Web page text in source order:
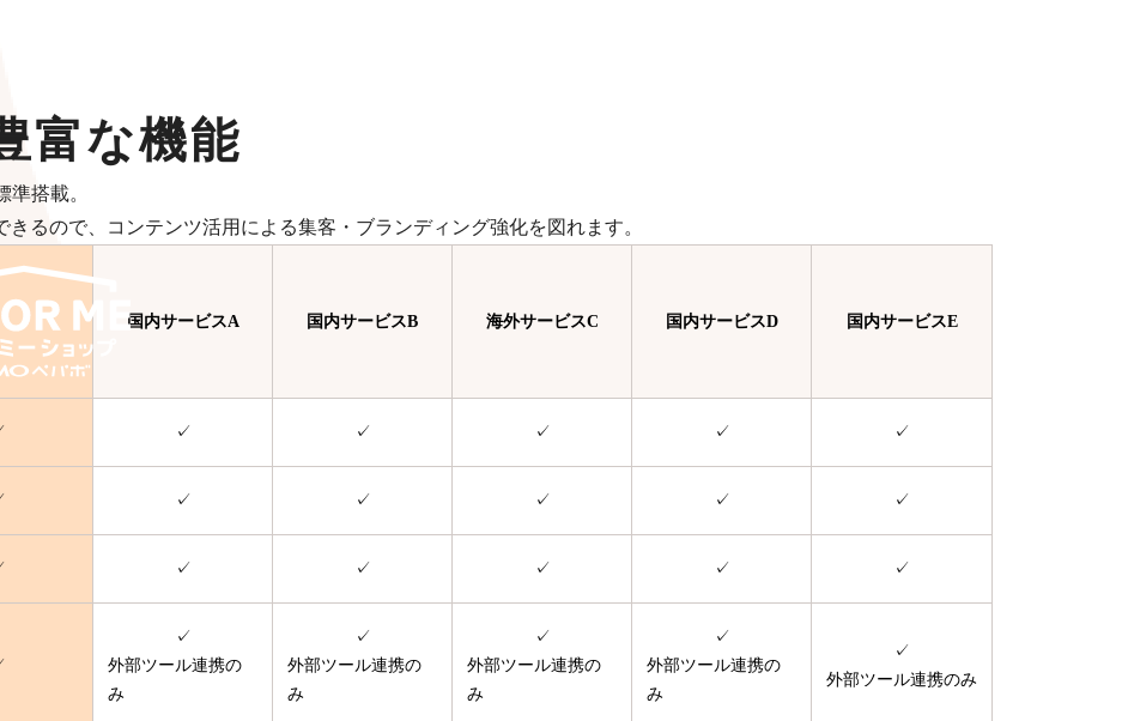
富な機能
搭載。
きるので、コンテンツ活用による集客・ブランディング強化を図れます。
国内サービスA 国内サービスB 海外サービスC 国内サービスD 国内サービスE
✓ ✓ ✓ ✓ ✓
✓ ✓ ✓ ✓ ✓
✓ ✓ ✓ ✓ ✓
✓
外部ツール連携の
み
✓
外部ツール連携の
み
✓
外部ツール連携の
み
✓
外部ツール連携の
み
✓
外部ツール連携のみ